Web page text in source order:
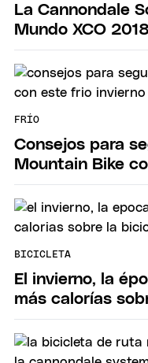
La Cannondale
Mundo XCO
FRÍO
Consejos para
Mountain Bike
BICICLETA
El invierno, la
más calorías